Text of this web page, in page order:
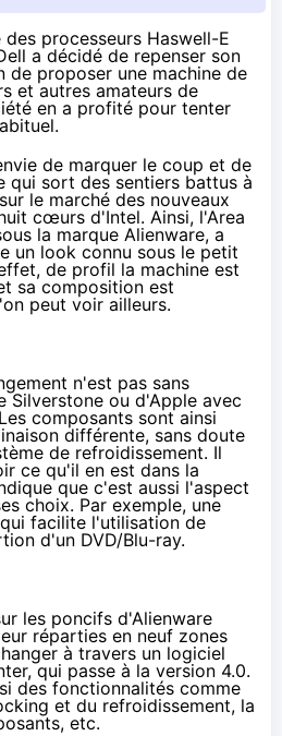
des processeurs Haswell-E
a décidé de repenser son
de proposer une machine de
et autres amateurs de
en a profité pour tenter
de marquer le coup et de
qui sort des sentiers battus à
le marché des nouveaux
cœurs d'Intel. Ainsi, l'Area
la marque Alienware, a
un look connu sous le petit
de profil la machine est
sa composition est
peut voir ailleurs.
n'est pas sans
Silverstone ou d'Apple avec
composants sont ainsi
différente, sans doute
de refroidissement. Il
ce qu'il en est dans la
que c'est aussi l'aspect
choix. Par exemple, une
facilite l'utilisation de
d'un DVD/Blu-ray.
les poncifs d'Alienware
réparties en neuf zones
à travers un logiciel
qui passe à la version 4.0.
des fonctionnalités comme
et du refroidissement, la
etc.